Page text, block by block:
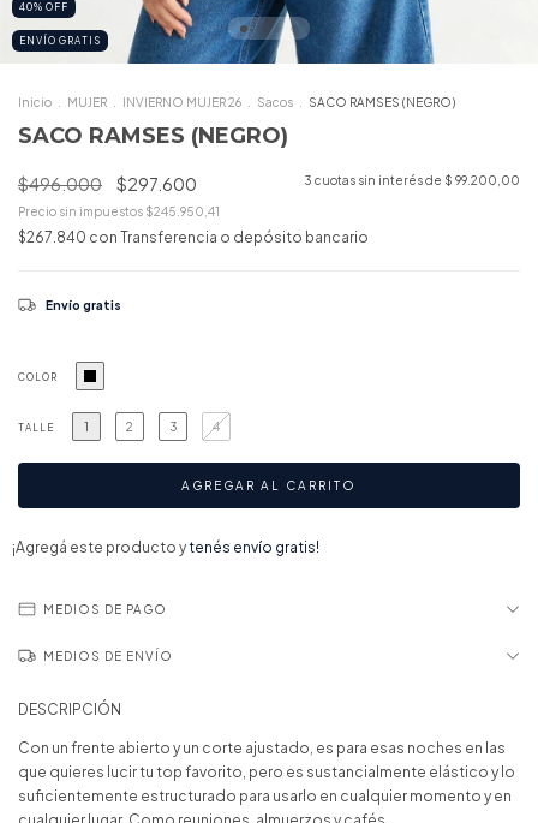
40% OFF
ENVÍO GRATIS
Inicio MUJER INVIERNO MUJER 26 Sacos SACO RAMSES (NEGRO)
SACO RAMSES (NEGRO)
$496.000 $297.600 3 cuotas sin interés de $ 99.200,00
Precio sin impuestos $245.950,41
$267.840 con Transferencia o depósito bancario
Envío gratis
COLOR
TALLE 1 2 3 4
¡Agregá este producto ytenés envío gratis!
MEDIOS DE PAGO
MEDIOS DE ENVÍO
DESCRIPCIÓN
Con un frente abierto y un corte ajustado, es para esas noches en las
que quieres lucir tu top favorito, pero es sustancialmente elástico y lo
suficientemente estructurado para usarlo en cualquier momento y en